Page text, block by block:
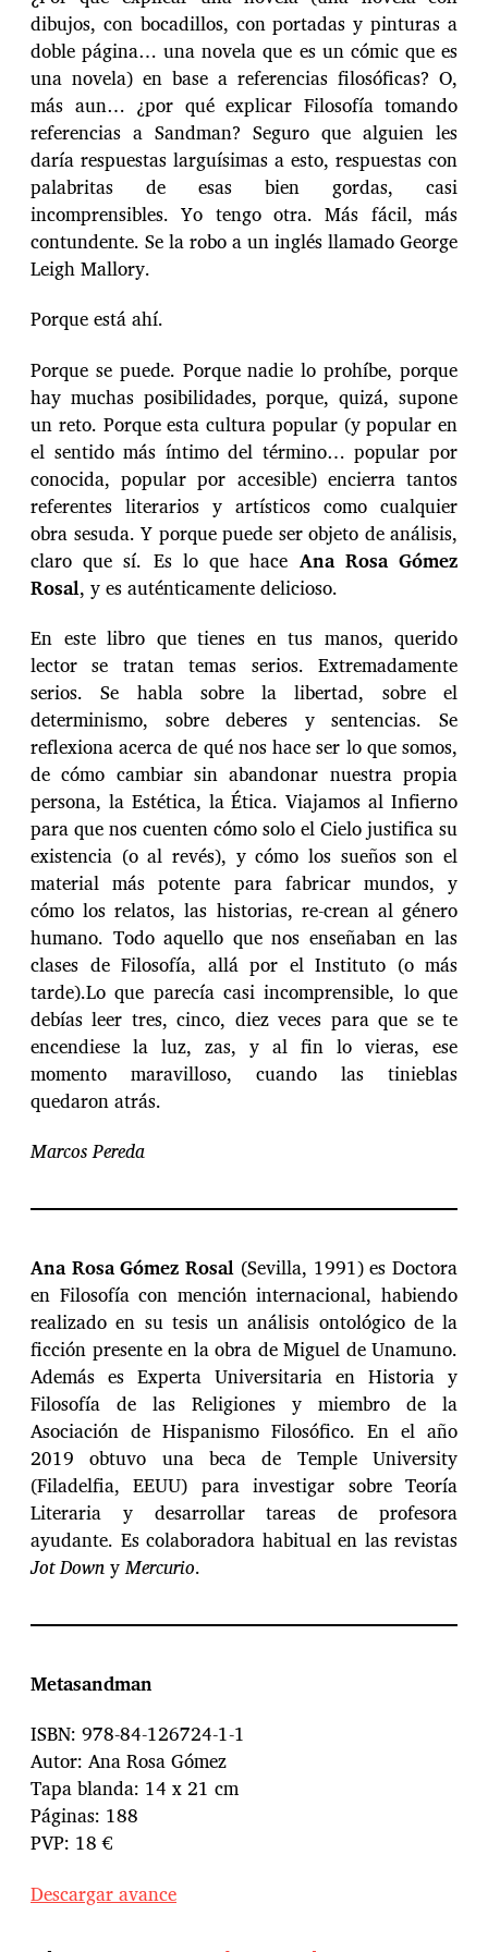
dibujos, con bocadillos, con portadas y pinturas a
doble página… una novela que es un cómic que es
una novela) en base a referencias filosóficas? O,
más aun… ¿por qué explicar Filosofía tomando
referencias a Sandman? Seguro que alguien les
daría respuestas larguísimas a esto, respuestas con
palabritas de esas bien gordas, casi
incomprensibles. Yo tengo otra. Más fácil, más
contundente. Se la robo a un inglés llamado George
Leigh Mallory.
Porque está ahí.
Porque se puede. Porque nadie lo prohíbe, porque
hay muchas posibilidades, porque, quizá, supone
un reto. Porque esta cultura popular (y popular en
el sentido más íntimo del término… popular por
conocida, popular por accesible) encierra tantos
referentes literarios y artísticos como cualquier
obra sesuda. Y porque puede ser objeto de análisis,
claro que sí. Es lo que hace Ana Rosa Gómez
Rosal, y es auténticamente delicioso.
En este libro que tienes en tus manos, querido
lector se tratan temas serios. Extremadamente
serios. Se habla sobre la libertad, sobre el
determinismo, sobre deberes y sentencias. Se
reflexiona acerca de qué nos hace ser lo que somos,
de cómo cambiar sin abandonar nuestra propia
persona, la Estética, la Ética. Viajamos al Infierno
para que nos cuenten cómo solo el Cielo justifica su
existencia (o al revés), y cómo los sueños son el
material más potente para fabricar mundos, y
cómo los relatos, las historias, re-crean al género
humano. Todo aquello que nos enseñaban en las
clases de Filosofía, allá por el Instituto (o más
tarde).Lo que parecía casi incomprensible, lo que
debías leer tres, cinco, diez veces para que se te
encendiese la luz, zas, y al fin lo vieras, ese
momento maravilloso, cuando las tinieblas
quedaron atrás.
Marcos Pereda
Ana Rosa Gómez Rosal (Sevilla, 1991) es Doctora
en Filosofía con mención internacional, habiendo
realizado en su tesis un análisis ontológico de la
ficción presente en la obra de Miguel de Unamuno.
Además es Experta Universitaria en Historia y
Filosofía de las Religiones y miembro de la
Asociación de Hispanismo Filosófico. En el año
2019 obtuvo una beca de Temple University
(Filadelfia, EEUU) para investigar sobre Teoría
Literaria y desarrollar tareas de profesora
ayudante. Es colaboradora habitual en las revistas
Jot DownyMercurio.
Metasandman
ISBN: 978-84-126724-1-1
Autor: Ana Rosa Gómez
Tapa blanda: 14 x 21 cm
Páginas: 188
PVP: 18 €
Descargar avance